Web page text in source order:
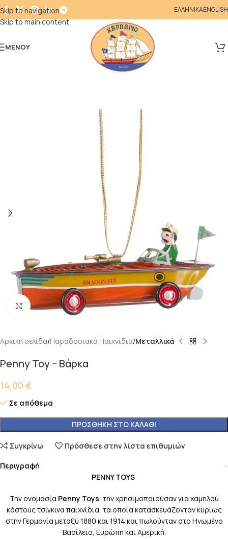
Skip to navigation
Skip to main content
ΕΛΛΗΝΙΚΑENGLISH
ΜΕΝΟΎ
Κάντε κλικ για μεγέθυνση
Αρχική σελίδα Παραδοσιακά Παιχνίδια Μεταλλικά
Penny Toy – Βάρκα
14,00 €
Σε απόθεμα
ΠΡΟΣΘΉΚΗ ΣΤΟ ΚΑΛΆΘΙ
Συγκρίνω Πρόσθεσε στην λίστα επιθυμιών
Περιγραφή
PENNY TOYS
Την ονομασία Penny Toys, την χρησιμοποιούσαν για χαμηλού
κόστους τσίγκινα παιχνίδια, τα οποία κατασκευάζονταν κυρίως
στην Γερμανία μεταξύ 1880 και 1914 και πωλούνταν στο Ηνωμένο
Βασίλειο, Ευρώπη και Αμερική.